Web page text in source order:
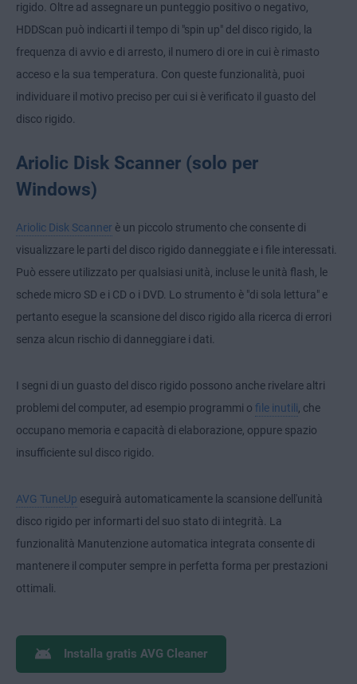
rigido. Oltre ad assegnare un punteggio positivo o negativo,
HDDScan può indicarti il tempo di "spin up" del disco rigido, la
frequenza di avvio e di arresto, il numero di ore in cui è rimasto
acceso e la sua temperatura. Con queste funzionalità, puoi
individuare il motivo preciso per cui si è verificato il guasto del
disco rigido.
Ariolic Disk Scanner (solo per
Windows)
Ariolic Disk Scanner è un piccolo strumento che consente di
visualizzare le parti del disco rigido danneggiate e i file interessati.
Può essere utilizzato per qualsiasi unità, incluse le unità flash, le
schede micro SD e i CD o i DVD. Lo strumento è "di sola lettura" e
pertanto esegue la scansione del disco rigido alla ricerca di errori
senza alcun rischio di danneggiare i dati.
I segni di un guasto del disco rigido possono anche rivelare altri
problemi del computer, ad esempio programmi o file inutili , che
occupano memoria e capacità di elaborazione, oppure spazio
insufficiente sul disco rigido.
AVG TuneUp eseguirà automaticamente la scansione dell'unità
disco rigido per informarti del suo stato di integrità. La
funzionalità Manutenzione automatica integrata consente di
mantenere il computer sempre in perfetta forma per prestazioni
ottimali.
Installa gratis AVG Cleaner